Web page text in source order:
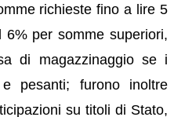
richieste fino a lire 5
per somme superiori,
di magazzinaggio se i
pesanti; furono inoltre
su titoli di Stato,